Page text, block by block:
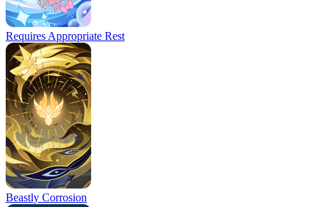
Requires Appropriate Rest
Beastly Corrosion